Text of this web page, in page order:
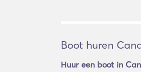
Boot huren
Huur een boot in